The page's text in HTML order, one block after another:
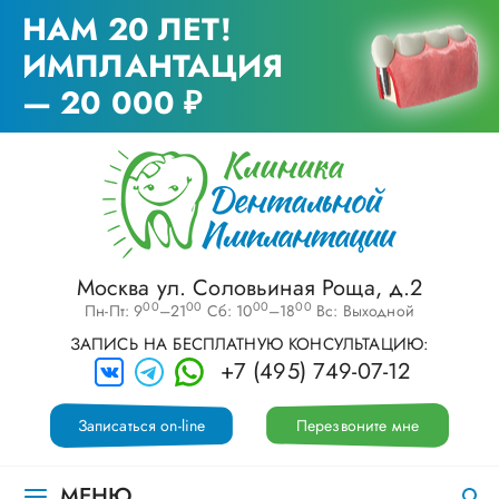
НАМ 20 ЛЕТ!
ИМПЛАНТАЦИЯ
— 20 000 ₽
Москва ул. Соловьиная Роща, д.2
Пн-Пт: 900–2100 Сб: 1000–1800 Вс: Выходной
ЗАПИСЬ НА БЕСПЛАТНУЮ КОНСУЛЬТАЦИЮ:
+7 (495) 749-07-12
Перезвоните мне
Записаться on-line